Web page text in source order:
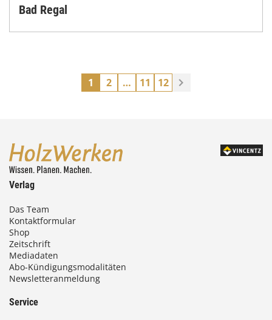
Bad Regal
1 2 … 11 12
Verlag
Das Team
Kontaktformular
Shop
Zeitschrift
Mediadaten
Abo-Kündigungsmodalitäten
Newsletteranmeldung
Service